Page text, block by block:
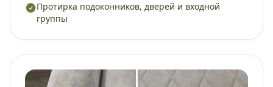
Протирка подоконников, дверей и входной
группы